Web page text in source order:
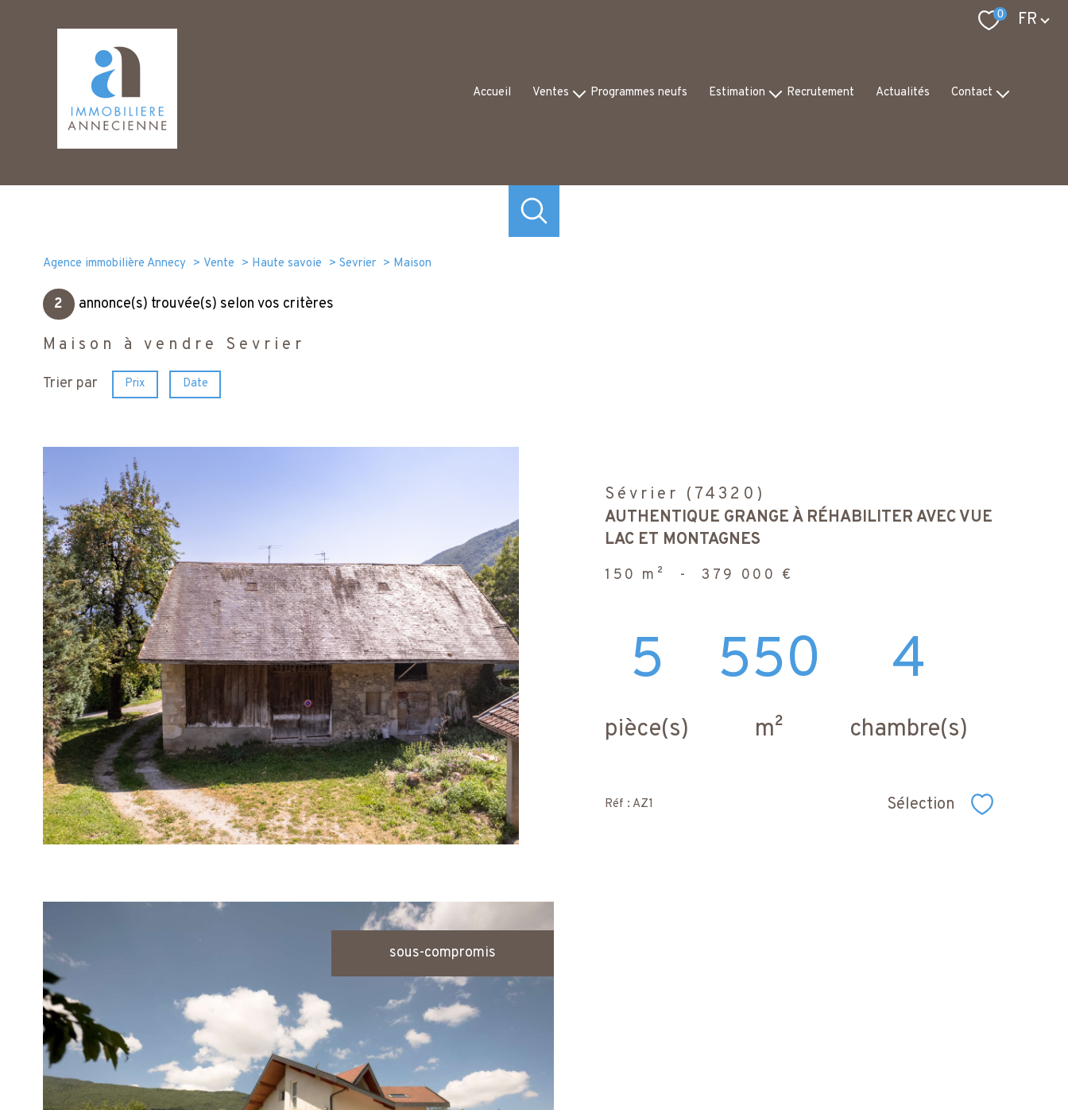
0 Langue
FR
Accueil Ventes
Autres
Programmes neufs Estimation Recrutement Actualités Contact
Agence immobilière Annecy Vente Haute savoie Sevrier Maison
2 annonce(s) trouvée(s) selon vos critères
Maison à vendre Sevrier
Trier par Prix Date
voir le
bien
Sévrier (74320)
AUTHENTIQUE GRANGE À RÉHABILITER AVEC VUE
LAC ET MONTAGNES
150 m² - 379 000 €
5
pièce(s)
550
m²
4
chambre(s)
Réf : AZ1 Sélection Sélectionner
sous-compromis
voir le